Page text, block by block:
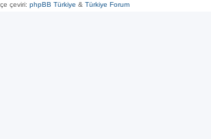
çeviri: phpBB Türkiye & Türkiye Forum